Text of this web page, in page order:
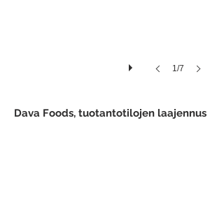
1/7
Dava Foods, tuotantotilojen laajennus